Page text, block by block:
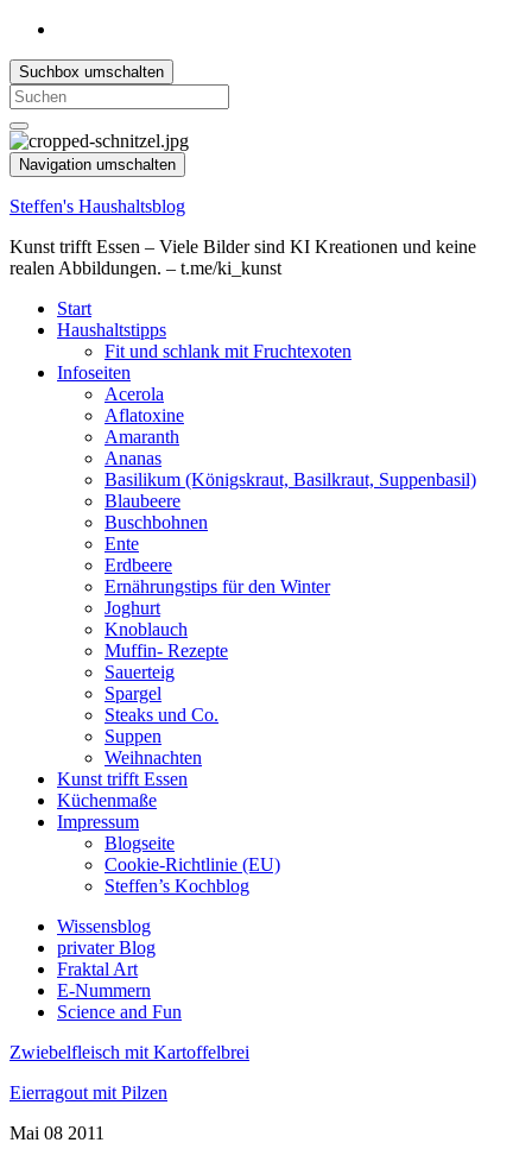
Suchbox umschalten
Search
for:
Navigation umschalten
Steffen's Haushaltsblog
Kunst trifft Essen – Viele Bilder sind KI Kreationen und keine
realen Abbildungen. – t.me/ki_kunst
Start
Haushaltstipps
Fit und schlank mit Fruchtexoten
Infoseiten
Acerola
Aflatoxine
Amaranth
Ananas
Basilikum (Königskraut, Basilkraut, Suppenbasil)
Blaubeere
Buschbohnen
Ente
Erdbeere
Ernährungstips für den Winter
Joghurt
Knoblauch
Muffin- Rezepte
Sauerteig
Spargel
Steaks und Co.
Suppen
Weihnachten
Kunst trifft Essen
Küchenmaße
Impressum
Blogseite
Cookie-Richtlinie (EU)
Steffen’s Kochblog
Wissensblog
privater Blog
Fraktal Art
E-Nummern
Science and Fun
Zwiebelfleisch mit Kartoffelbrei
Eierragout mit Pilzen
Mai 08 2011